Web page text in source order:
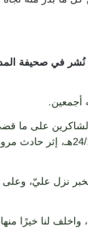
في صحيفة
أجمعين.
الشاكرين على ما
الابن الشاب (عبدالملك بن محمد السلومي)، زوج ابنتي (غادة)، وذاك مساء يوم
نزل عليّ، وعلى
لنا خيرًا